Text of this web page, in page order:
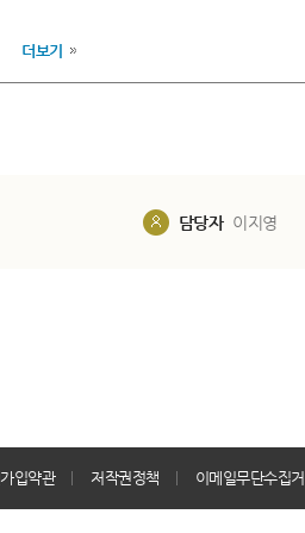
더보기
담당자 이지영
입약관 저작권정책 이메일무단수집